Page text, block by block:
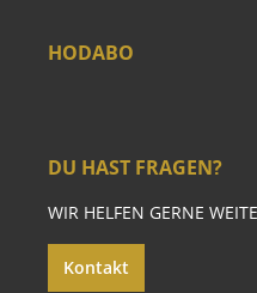
HODABO
DU HAST FRAGEN?
WIR HELFEN GERNE
Kontakt